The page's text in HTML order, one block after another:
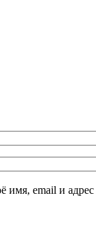
имя, email и